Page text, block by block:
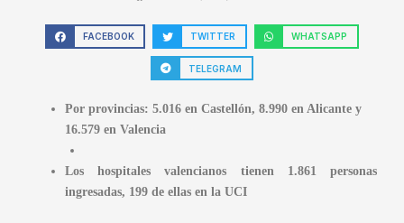
FACEBOOK TWITTER WHATSAPP
TELEGRAM
Por provincias: 5.016 en Castellón, 8.990 en Alicante y
16.579 en Valencia
Los hospitales valencianos tienen 1.861personas
ingresadas, 199 de ellas en la UCI